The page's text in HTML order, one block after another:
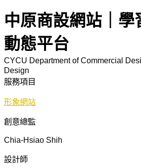
中原商設網站｜學
動態平台
CYCU Department of Commercial
Design
服務項目
形象網站
創意總監
Chia-Hsiao Shih
設計師